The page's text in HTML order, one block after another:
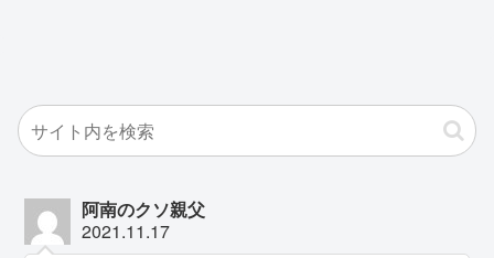
阿南のクソ親父
2021.11.17